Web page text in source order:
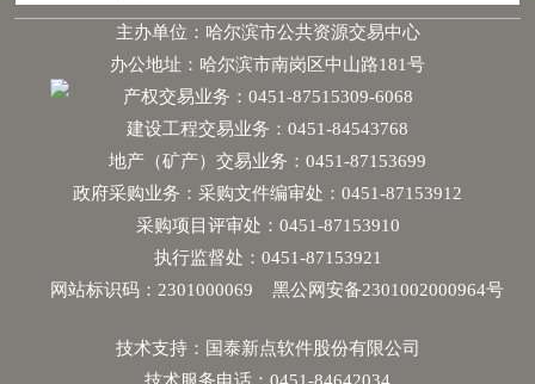
主办单位：哈尔滨市公共资源交易中心
办公地址：哈尔滨市南岗区中山路181号
产权交易业务：0451-87515309-6068
建设工程交易业务：0451-84543768
地产（矿产）交易业务：0451-87153699
政府采购业务：采购文件编审处：0451-87153912
采购项目评审处：0451-87153910
执行监督处：0451-87153921
网站标识码：2301000069
黑公网安备2301002000964号
技术支持：国泰新点软件股份有限公司